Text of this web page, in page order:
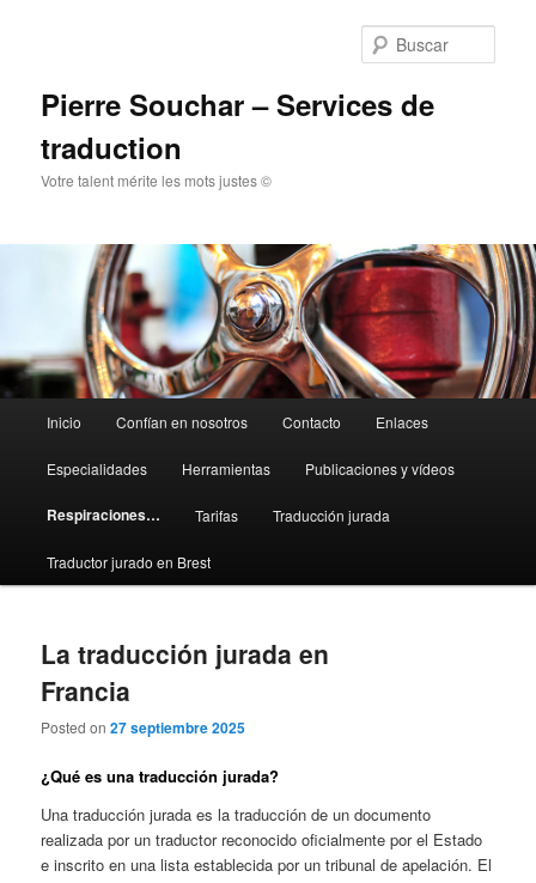
Pierre Souchar – Services de
traduction
Votre talent mérite les mots justes ©
principal
Inicio Confían en nosotros Contacto Enlaces
Especialidades Herramientas Publicaciones y vídeos
Respiraciones… Tarifas Traducción jurada
Traductor jurado en Brest
La traducción jurada en
Francia
Posted on27 septiembre 2025
¿Qué es una traducción jurada?
Una traducción jurada es la traducción de un documento
realizada por un traductor reconocido oficialmente por el Estado
e inscrito en una lista establecida por un tribunal de apelación. El